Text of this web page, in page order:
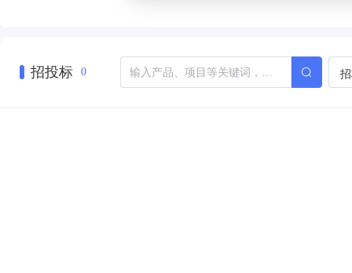
招投标 0